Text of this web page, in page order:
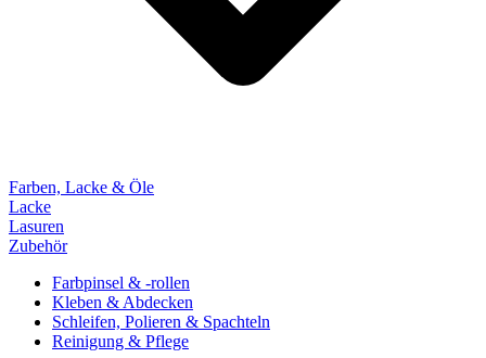
Farben, Lacke & Öle
Lacke
Lasuren
Zubehör
Farbpinsel & -rollen
Kleben & Abdecken
Schleifen, Polieren & Spachteln
Reinigung & Pflege